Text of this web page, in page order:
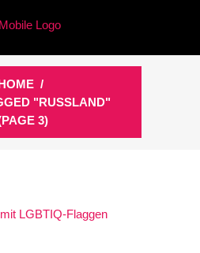
/
"RUSSLAND"
3)